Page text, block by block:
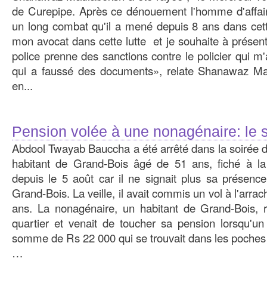
de Curepipe. Après ce dénouement l'homme
un long combat qu'il a mené depuis 8 ans dans
mon avocat dans cette lutte et je souhaite à
police prenne des sanctions contre le policier qui
qui a faussé des documents», relate Shanawaz
en...
Pension volée à une nonagénaire: le
Abdool Twayab Bauccha a été arrêté dans la soirée
habitant de Grand-Bois âgé de 51 ans, fiché à
depuis le 5 août car il ne signait plus sa
Grand-Bois. La veille, il avait commis un vol à
ans. La nonagénaire, un habitant de Grand-Bois,
quartier et venait de toucher sa pension
somme de Rs 22 000 qui se trouvait dans les
…